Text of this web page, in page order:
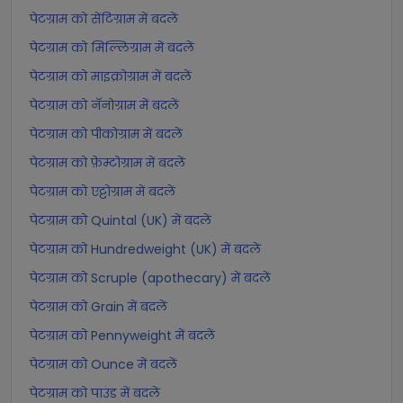
पेटग्राम को सेंटिग्राम में बदलें
पेटग्राम को मिल्लिग्राम में बदलें
पेटग्राम को माइक्रोग्राम में बदलें
पेटग्राम को नॅनोग्राम में बदलें
पेटग्राम को पीकोग्राम में बदलें
पेटग्राम को फ़ेम्टोग्राम में बदलें
पेटग्राम को एट्टोग्राम में बदलें
पेटग्राम को Quintal (UK) में बदलें
पेटग्राम को Hundredweight (UK) में बदलें
पेटग्राम को Scruple (apothecary) में बदलें
पेटग्राम को Grain में बदलें
पेटग्राम को Pennyweight में बदलें
पेटग्राम को Ounce में बदलें
पेटग्राम को पाउंड में बदलें